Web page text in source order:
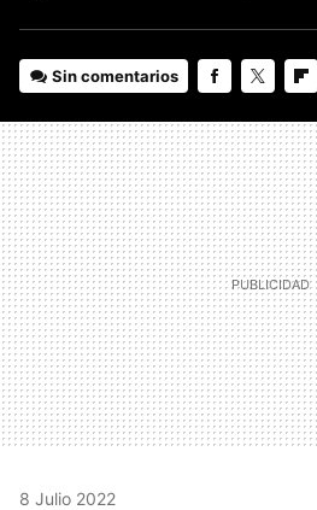
Sin comentarios
8 Julio 2022